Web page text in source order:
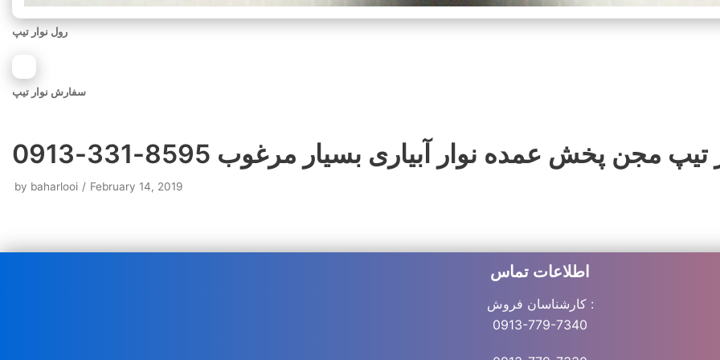
رول نوار تیپ
سفارش نوار تیپ
تیپ مجن پخش عمده نوار آبیاری بسیار مرغوب 8595-331-0913
by baharlooi February 14, 2019
اطلاعات تماس
کارشناسان فروش :
0913-779-7340